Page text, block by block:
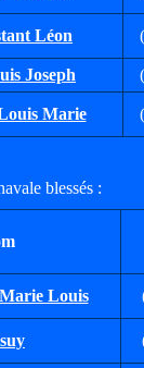
Léon
Joseph
Marie
blessés :
Louis